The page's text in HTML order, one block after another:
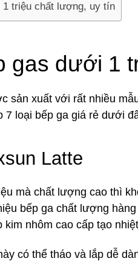
triệu chất lượng, uy tín
gas dưới 1
sản xuất với rất nhiều
7 loại bếp ga giá rẻ dưới
Latte
mà chất lượng cao thì
bếp ga chất lượng
nhôm cao cấp tạo
có thể tháo và lắp dễ